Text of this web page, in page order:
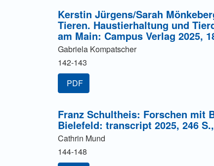
Kerstin Jürgens/Sarah
Tieren. Haustierhaltung und
am Main: Campus Verlag 2025,
Gabriela Kompatscher
142-143
PDF
Franz Schultheis: Forschen mit
Bielefeld: transcript 2025, 246
Cathrin Mund
144-148